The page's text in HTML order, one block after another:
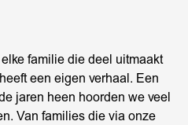
familie die deel uitmaakt
een eigen verhaal. Een
jaren heen hoorden we veel
Van families die via onze